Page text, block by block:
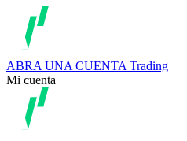
ABRA UNA CUENTA Trading
Mi cuenta